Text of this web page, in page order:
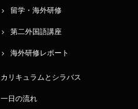
留学・海外研修
第二外国語講座
海外研修レポート
カリキュラムとシラバス
一日の流れ